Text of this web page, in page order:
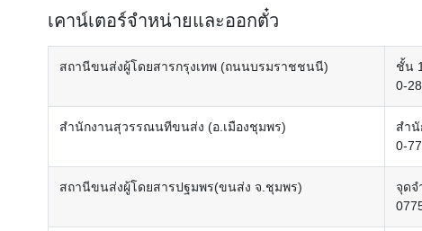
เคาน์เตอร์จำหน่ายและออกตั๋ว
สถานีขนส่งผู้โดยสารกรุงเทพ (ถนนบรมราชชนนี)
ชั้น
0-
สำนักงานสุวรรณนทีขนส่ง (อ.เมืองชุมพร)
สำ
0-
สถานีขนส่งผู้โดยสารปฐมพร(ขนส่ง จ.ชุมพร)
จุด